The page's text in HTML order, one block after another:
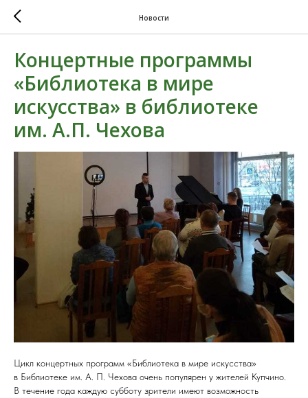
Новости
Концертные программы
«Библиотека в мире
искусства» в библиотеке
им. А.П. Чехова
Цикл концертных программ «Библиотека в мире искусства»
в Библиотеке им. А. П. Чехова очень популярен у жителей Купчино.
В течение года каждую субботу зрители имеют возможность